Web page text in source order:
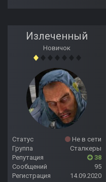
Излеченный
Новичок
Статус
Не в сети
Группа
Сталкеры
Репутация
38
Сообщений
95
Регистрация
14.09.2020